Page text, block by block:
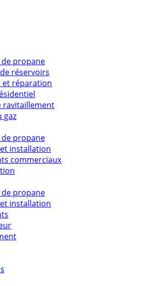
propane
réservoirs
et réparation
ravitaillement
gaz
propane
installation
commerciaux
propane
installation